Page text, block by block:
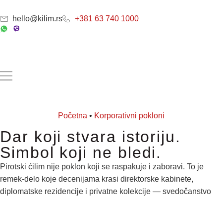
hello@kilim.rs +381 63 740 1000
Početna • Korporativni pokloni
Dar koji stvara istoriju.
Simbol koji ne bledi.
Pirotski ćilim nije poklon koji se raspakuje i zaboravi. To je
remek-delo koje decenijama krasi direktorske kabinete,
diplomatske rezidencije i privatne kolekcije — svedočanstvo